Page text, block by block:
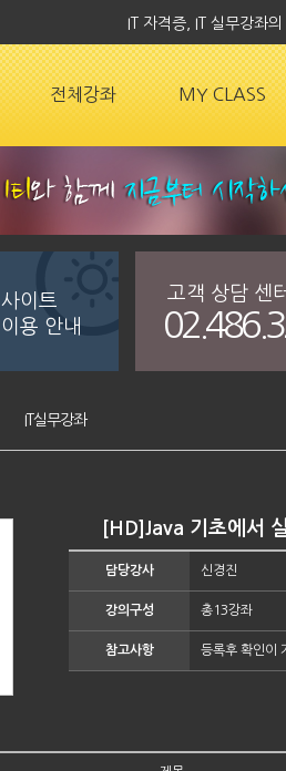
IT 자격증, IT 실무강좌
전체강좌 MY CLASS
사이트
이용 안내
고객 상담 센
IT실무강좌
[HD]Java 기초에서
담당강사 신경진
강의구성 총13강좌
참고사항 등록후 확인이